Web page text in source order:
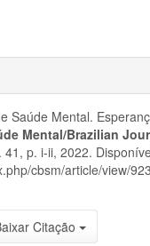
Saúde Mental.
Mental/Brazilian
41, p. i-ii, 2022.
cbsm/article/view/
Citação